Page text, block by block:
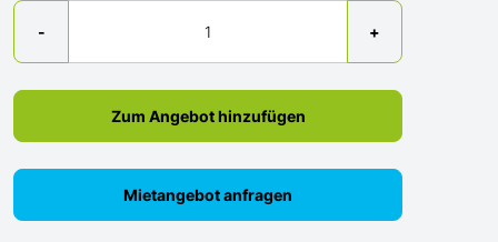
-
Menge
+
Zum Angebot hinzufügen
Mietangebot anfragen